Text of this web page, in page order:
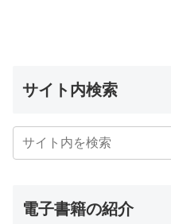
サイト内検索
電子書籍の紹介